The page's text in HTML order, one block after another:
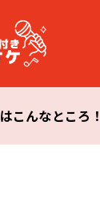
こんなところ！